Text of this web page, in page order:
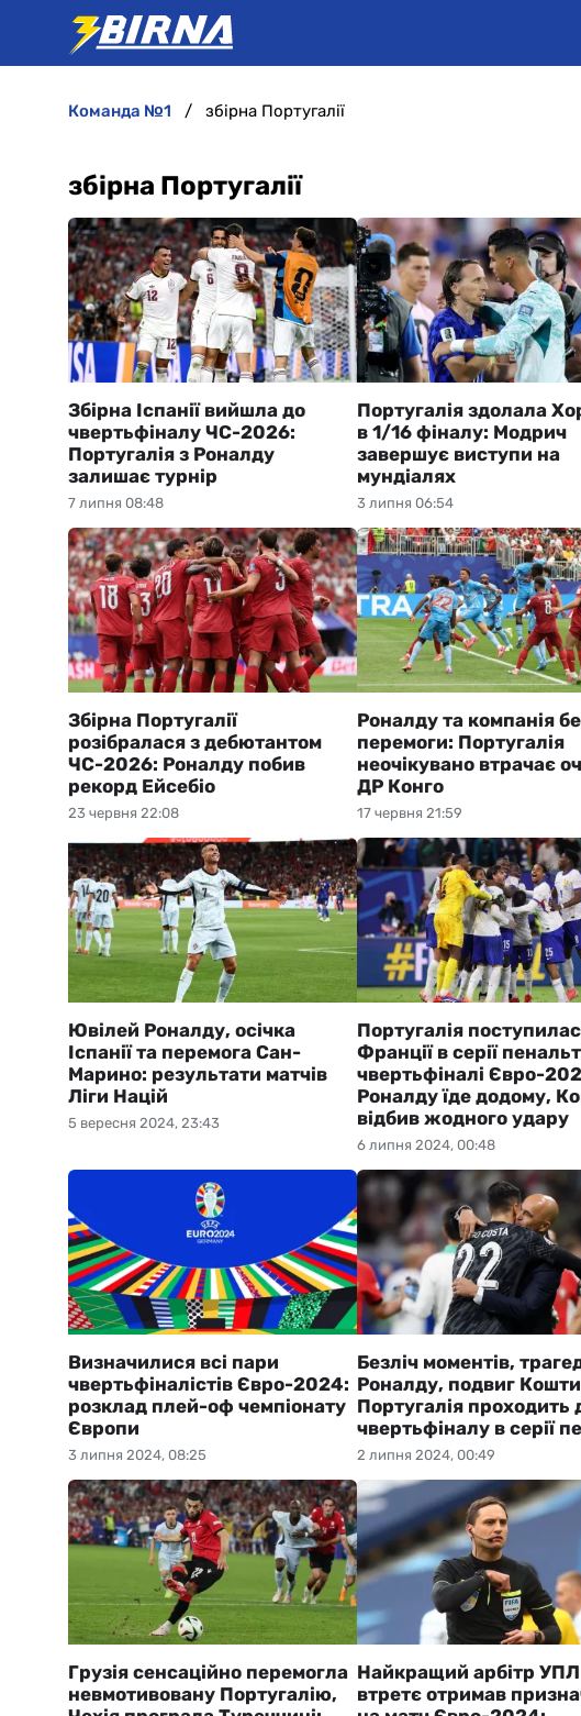
команда №1 збірна Португалії
збірна Португалії
7 липня 08:48
Збірна Іспанії вийшла до
чвертьфіналу ЧС-2026:
Португалія з Роналду
залишає турнір
3 липня 06:54
Португалія здолала
в 1/16 фіналу: Модрич
завершує виступи на
мундіалях
23 червня 22:08
Збірна Португалії
розібралася з дебютантом
ЧС-2026: Роналду побив
рекорд Ейсебіо
17 червня 21:59
Роналду та компанія
перемоги: Португалія
неочікувано втрачає
ДР Конго
5 вересня 2024, 23:43
Ювілей Роналду, осічка
Іспанії та перемога Сан-
Марино: результати матчів
Ліги Націй
6 липня 2024, 00:48
Португалія
Франції в серії
чвертьфіналі Євро-
Роналду їде додому,
відбив жодного удару
3 липня 2024, 08:25
Визначилися всі пари
чвертьфіналістів Євро-2024:
розклад плей-оф чемпіонату
Європи
2 липня 2024, 00:49
Безліч моментів,
Роналду, подвиг
Португалія проходить
чвертьфіналу в серії
Грузія сенсаційно перемогла
невмотивовану Португалію,
Найкращий арбітр УПЛ
втретє отримав